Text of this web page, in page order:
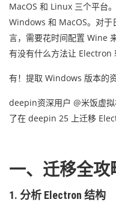
MacOS 和 Linux 三个平台
Windows 和 MacOS。对
言，需要花时间配置 Wine
有没有什么方法让 Electron
有！提取 Windows 版本的
deepin资深用户 @米饭虚
了在 deepin 25 上迁移
一、迁移全攻
1. 分析 Electron 结构